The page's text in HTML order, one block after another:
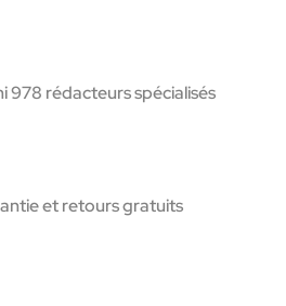
978 rédacteurs spécialisés
et retours gratuits